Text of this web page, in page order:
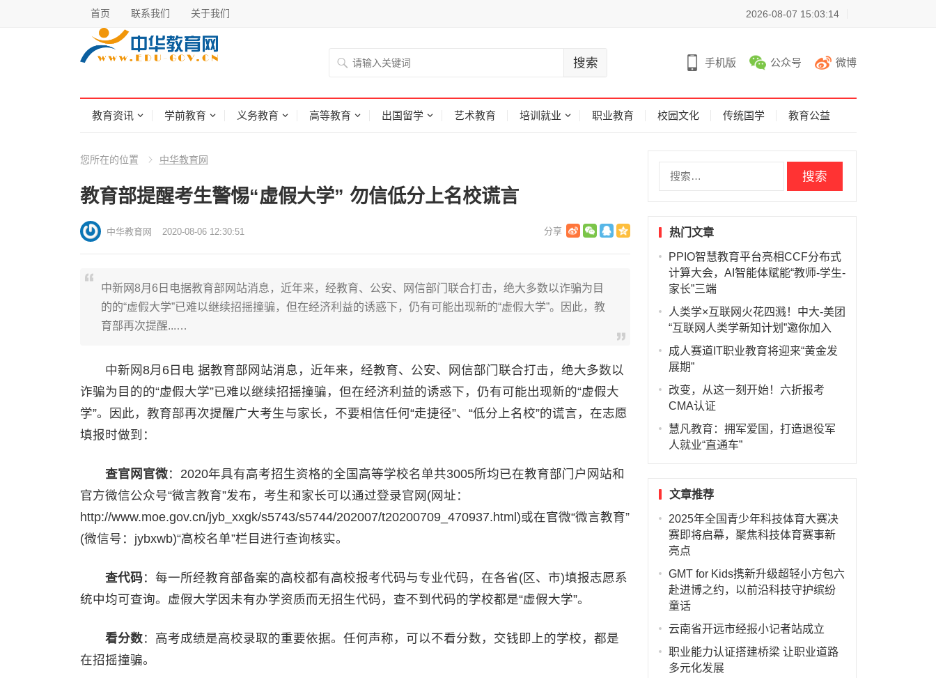
首页 联系我们 关于我们 2026-08-07 15:03:14
手机版 公众号 微博
教育资讯 学前教育 义务教育 高等教育 出国留学 艺术教育 培训就业 职业教育 校园文化 传统国学 教育公益
您所在的位置 中华教育网
教育部提醒考生警惕“虚假大学” 勿信低分上名校谎言
中华教育网 2020-08-06 12:30:51
中新网8月6日电据教育部网站消息，近年来，经教育、公安、网信部门联合打击，绝大多数以诈骗为目
的的“虚假大学”已难以继续招摇撞骗，但在经济利益的诱惑下，仍有可能出现新的“虚假大学”。因此，教
育部再次提醒...…
中新网8月6日电 据教育部网站消息，近年来，经教育、公安、网信部门联合打击，绝大多数以
诈骗为目的的“虚假大学”已难以继续招摇撞骗，但在经济利益的诱惑下，仍有可能出现新的“虚假大
学”。因此，教育部再次提醒广大考生与家长，不要相信任何“走捷径”、“低分上名校”的谎言，在志愿
填报时做到：
查官网官微：2020年具有高考招生资格的全国高等学校名单共3005所均已在教育部门户网站和
官方微信公众号“微言教育”发布，考生和家长可以通过登录官网(网址：
http://www.moe.gov.cn/jyb_xxgk/s5743/s5744/202007/t20200709_470937.html)或在官微“微言教育”
(微信号：jybxwb)“高校名单”栏目进行查询核实。
查代码：每一所经教育部备案的高校都有高校报考代码与专业代码，在各省(区、市)填报志愿系
统中均可查询。虚假大学因未有办学资质而无招生代码，查不到代码的学校都是“虚假大学”。
看分数：高考成绩是高校录取的重要依据。任何声称，可以不看分数，交钱即上的学校，都是
在招摇撞骗。
热门文章
PPIO智慧教育平台亮相CCF分布式
计算大会，AI智能体赋能“教师-学生-
家长”三端
人类学×互联网火花四溅！中大-美团
“互联网人类学新知计划”邀你加入
成人赛道IT职业教育将迎来“黄金发
展期”
改变，从这一刻开始！六折报考
CMA认证
慧凡教育：拥军爱国，打造退役军
人就业“直通车”
文章推荐
2025年全国青少年科技体育大赛决
赛即将启幕，聚焦科技体育赛事新
亮点
GMT for Kids携新升级超轻小方包六
赴进博之约，以前沿科技守护缤纷
童话
云南省开远市经报小记者站成立
职业能力认证搭建桥梁 让职业道路
多元化发展